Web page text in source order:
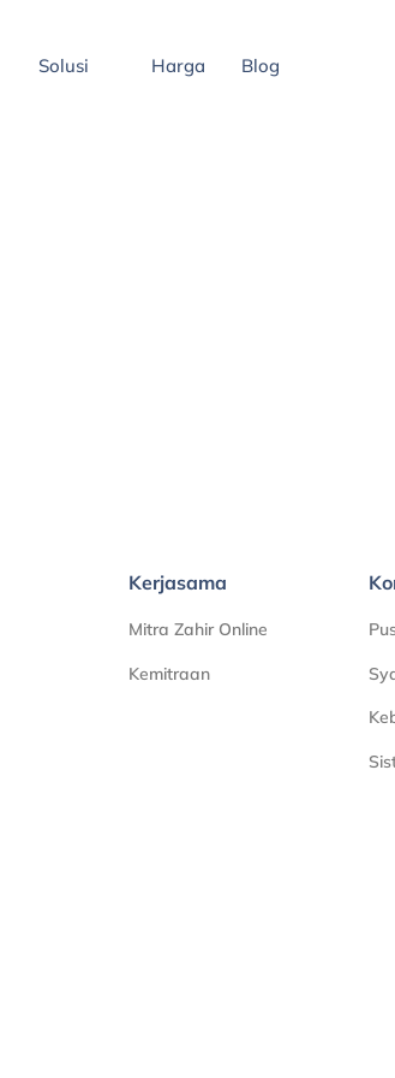
Solusi Harga Blog
Kerjasama
Mitra Zahir Online
Kemitraan